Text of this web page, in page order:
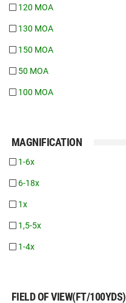
120 MOA
130 MOA
150 MOA
50 MOA
100 MOA
MAGNIFICATION
1-6x
6-18x
1x
1,5-5x
1-4x
FIELD OF VIEW(FT/100YDS)